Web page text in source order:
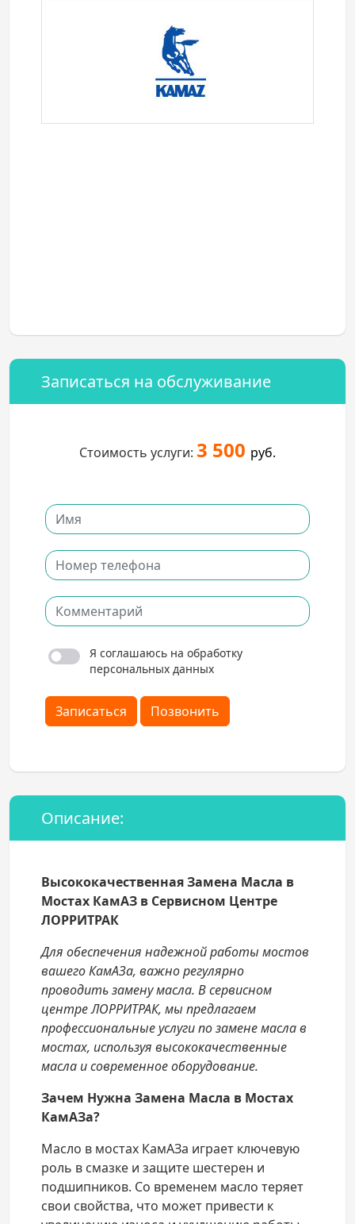
Записаться на обслуживание
Стоимость услуги: 3 500 руб.
Я соглашаюсь на обработку
персональных данных
Записаться Позвонить
Описание:
Высококачественная Замена Масла в
Мостах КамАЗ в Сервисном Центре
ЛОРРИТРАК
Для обеспечения надежной работы мостов
вашего КамАЗа, важно регулярно
проводить замену масла. В сервисном
центре ЛОРРИТРАК, мы предлагаем
профессиональные услуги по замене масла в
мостах, используя высококачественные
масла и современное оборудование.
Зачем Нужна Замена Масла в Мостах
КамАЗа?
Масло в мостах КамАЗа играет ключевую
роль в смазке и защите шестерен и
подшипников. Со временем масло теряет
свои свойства, что может привести к